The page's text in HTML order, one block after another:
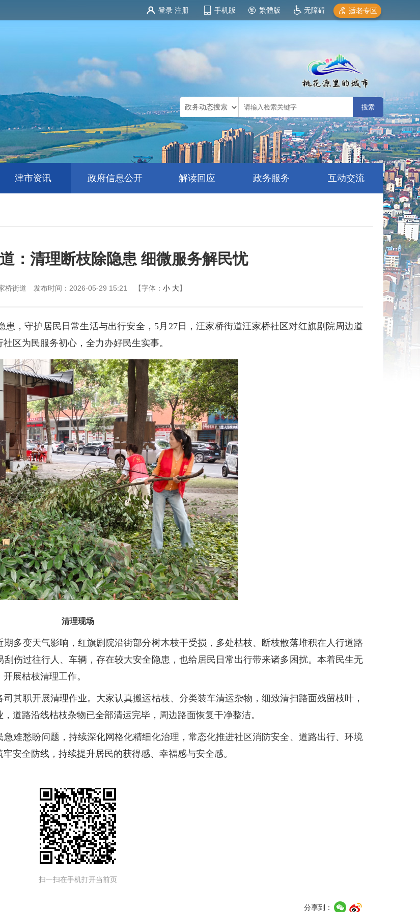
登录 注册 手机版 繁體版 无障碍 适老专区
津市资讯 政府信息公开 解读回应 政务服务 互动交流
：清理断枝除隐患 细微服务解民忧
桥街道 发布时间：2026-05-29 15:21 【字体： 小 大】
，守护居民日常生活与出行安全，5月27日，汪家桥街道汪家桥社区对红旗剧院周边道
区为民服务初心，全力办好民生实事。
清理现场
多变天气影响，红旗剧院沿街部分树木枝干受损，多处枯枝、断枝散落堆积在人行道路
伤过往行人、车辆，存在较大安全隐患，也给居民日常出行带来诸多困扰。本着民生无
展枯枝清理工作。
其职开展清理作业。大家认真搬运枯枝、分类装车清运杂物，细致清扫路面残留枝叶，
道路沿线枯枝杂物已全部清运完毕，周边路面恢复干净整洁。
难愁盼问题，持续深化网格化精细化治理，常态化推进社区消防安全、道路出行、环境
安全防线，持续提升居民的获得感、幸福感与安全感。
扫一扫在手机打开当前页
分享到：